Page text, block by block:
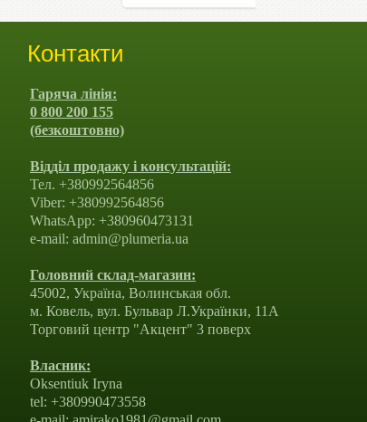
Контакти
Гаряча лінія:
0 800 200 155
(безкоштовно)
Відділ продажу і консультацій:
Тел. +380992564856
Viber: +380992564856
WhatsApp: +380960473131
e-mail: admin@plumeria.ua
Головний склад-магазин:
45002, Україна, Волинськая обл.
м. Ковель, вул. Бульвар Л.Українки, 11А
Торговий центр "Акцент" 3 поверх
Власник:
Oksentiuk Iryna
tel: +380990473558